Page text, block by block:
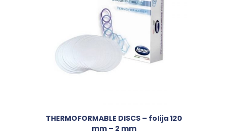
THERMOFORMABLE DISCS – folija 120
mm – 2 mm